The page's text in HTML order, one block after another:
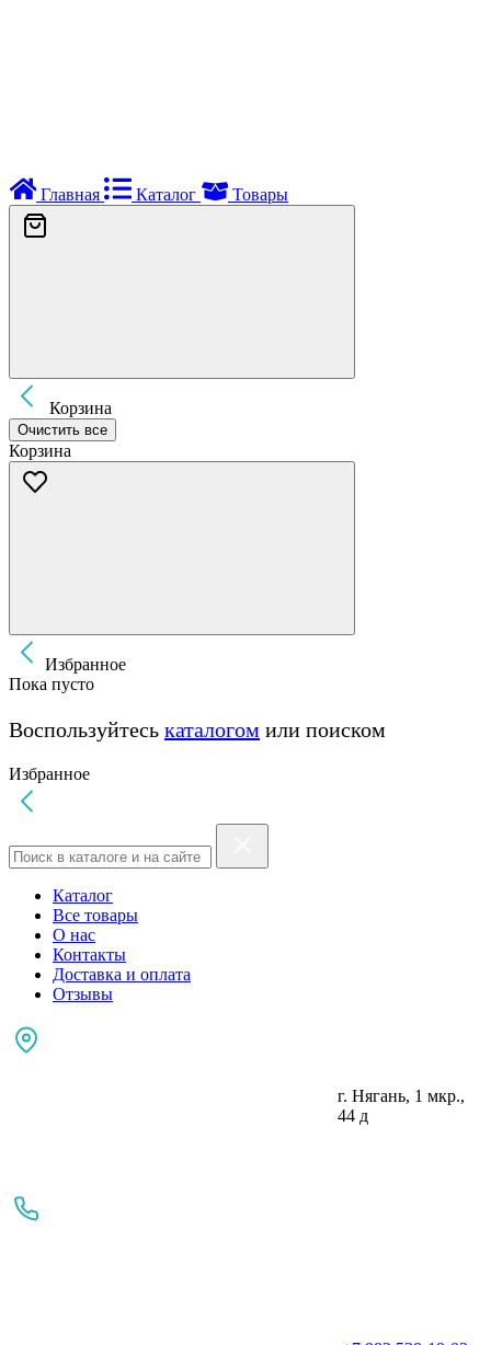
Главная Каталог Товары
Корзина
Очистить все
Корзина
Избранное
Пока пусто
Воспользуйтесь каталогом или поиском
Избранное
Каталог
Все товары
О нас
Контакты
Доставка и оплата
Отзывы
г. Нягань, 1 мкр.,
44 д